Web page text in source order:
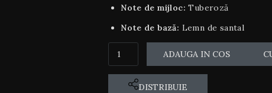
Note de mijloc: Tuberoză
Note de bază: Lemn de santal
ADAUGA IN COS
DISTRIBUIE